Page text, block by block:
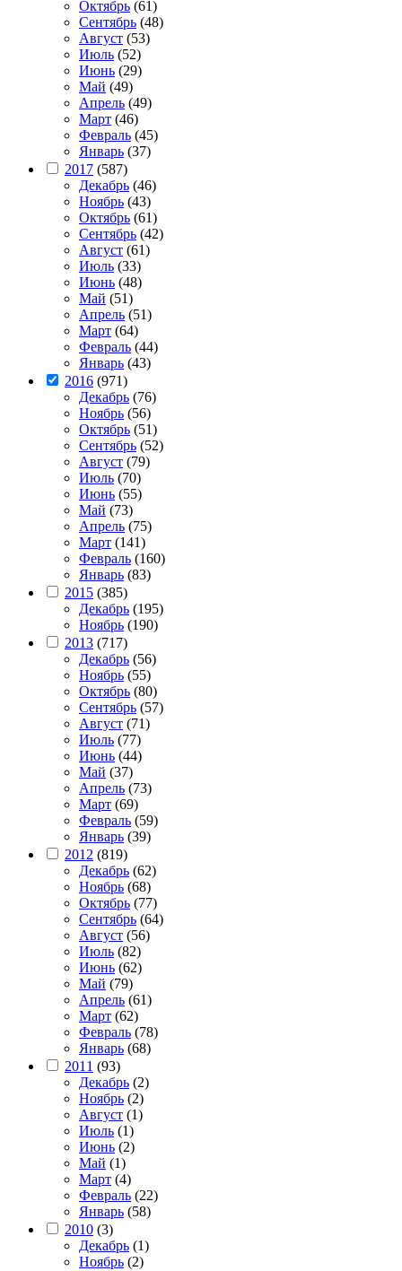
Октябрь (61)
Сентябрь (48)
Август (53)
Июль (52)
Июнь (29)
Май (49)
Апрель (49)
Март (46)
Февраль (45)
Январь (37)
2017 (587)
Декабрь (46)
Ноябрь (43)
Октябрь (61)
Сентябрь (42)
Август (61)
Июль (33)
Июнь (48)
Май (51)
Апрель (51)
Март (64)
Февраль (44)
Январь (43)
2016 (971)
Декабрь (76)
Ноябрь (56)
Октябрь (51)
Сентябрь (52)
Август (79)
Июль (70)
Июнь (55)
Май (73)
Апрель (75)
Март (141)
Февраль (160)
Январь (83)
2015 (385)
Декабрь (195)
Ноябрь (190)
2013 (717)
Декабрь (56)
Ноябрь (55)
Октябрь (80)
Сентябрь (57)
Август (71)
Июль (77)
Июнь (44)
Май (37)
Апрель (73)
Март (69)
Февраль (59)
Январь (39)
2012 (819)
Декабрь (62)
Ноябрь (68)
Октябрь (77)
Сентябрь (64)
Август (56)
Июль (82)
Июнь (62)
Май (79)
Апрель (61)
Март (62)
Февраль (78)
Январь (68)
2011 (93)
Декабрь (2)
Ноябрь (2)
Август (1)
Июль (1)
Июнь (2)
Май (1)
Март (4)
Февраль (22)
Январь (58)
2010 (3)
Декабрь (1)
Ноябрь (2)